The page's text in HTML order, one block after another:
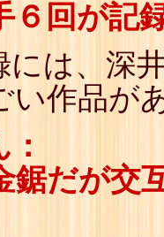
６回が記
には、深
い作品が
鋸だが交